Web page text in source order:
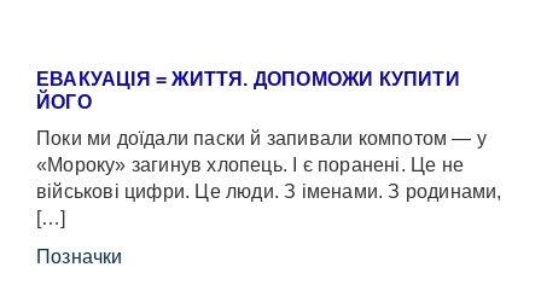
ЕВАКУАЦІЯ = ЖИТТЯ. ДОПОМОЖИ КУПИТИ
ЙОГО
Поки ми доїдали паски й запивали компотом — у
«Мороку» загинув хлопець. І є поранені. Це не
військові цифри. Це люди. З іменами. З родинами,
[…]
Позначки